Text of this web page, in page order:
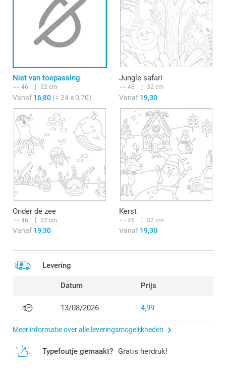
Niet van toepassing
46 32 cm
Vanaf 16,80 (= 24 x 0,70)
Jungle safari
46 32 cm
Vanaf19,30
Onder de zee
46 32 cm
Vanaf 19,30
Kerst
46 32 cm
Vanaf19,30
Levering
Datum Prijs
13/08/2026 4,99
Meer informatie over alle leveringsmogelijkheden
Typefoutje gemaakt? Gratis herdruk!